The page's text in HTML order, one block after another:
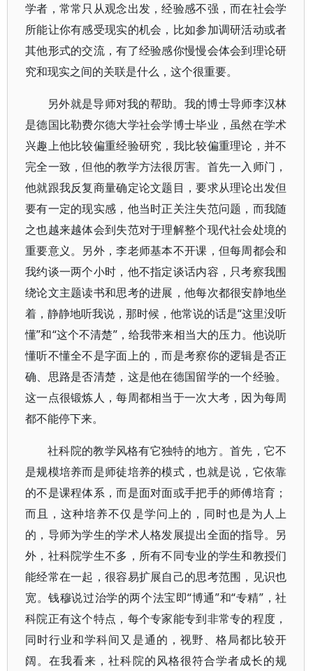
学者，常常只从观念出发，经验感不强，而在社会学
所能让你有感受现实的机会，比如参加调研活动或者
其他形式的交流，有了经验感你慢慢会体会到理论研
究和现实之间的关联是什么，这个很重要。
另外就是导师对我的帮助。我的博士导师李汉林
是德国比勒费尔德大学社会学博士毕业，虽然在学术
兴趣上他比较偏重经验研究，我比较偏重理论，并不
完全一致，但他的教学方法很厉害。首先一入师门，
他就跟我反复商量确定论文题目，要求从理论出发但
要有一定的现实感，他当时正关注失范问题，而我随
之也越来越体会到失范对于理解整个现代社会处境的
重要意义。另外，李老师基本不开课，但每周都会和
我约谈一两个小时，他不指定谈话内容，只考察我围
绕论文主题读书和思考的进展，他每次都很安静地坐
着，静静地听我说，那时候，他常说的话是“这里没听
懂”和“这个不清楚”，给我带来相当大的压力。他说听
懂听不懂全不是字面上的，而是考察你的逻辑是否正
确、思路是否清楚，这是他在德国留学的一个经验。
这一点很锻炼人，每周都相当于一次大考，因为每周
都不能停下来。
社科院的教学风格有它独特的地方。首先，它不
是规模培养而是师徒培养的模式，也就是说，它依靠
的不是课程体系，而是面对面或手把手的师傅培育；
而且，这种培养不仅是学问上的，同时也是为人上
的，导师为学生的学术人格发展提出全面的指导。另
外，社科院学生不多，所有不同专业的学生和教授们
能经常在一起，很容易扩展自己的思考范围，见识也
宽。钱穆说过治学的两个法宝即“博通”和“专精”，社
科院正有这个特点，每个专家能专到非常专的程度，
同时行业和学科间又是通的，视野、格局都比较开
阔。在我看来，社科院的风格很符合学者成长的规